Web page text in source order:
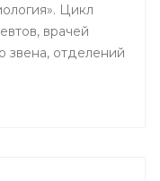
Цикл
врачей
звена, отделений